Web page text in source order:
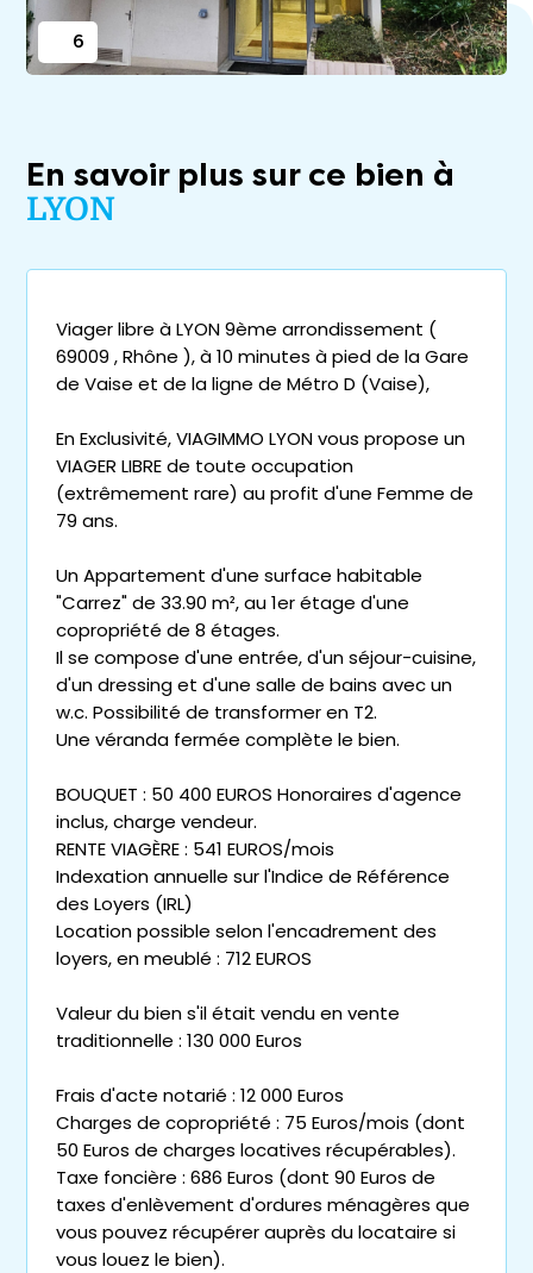
6
En savoir plus sur ce bien à
LYON
Viager libre à LYON 9ème arrondissement (
69009 , Rhône ), à 10 minutes à pied de la Gare
de Vaise et de la ligne de Métro D (Vaise),
En Exclusivité, VIAGIMMO LYON vous propose un
VIAGER LIBRE de toute occupation
(extrêmement rare) au profit d'une Femme de
79 ans.
Un Appartement d'une surface habitable
"Carrez" de 33.90 m², au 1er étage d'une
copropriété de 8 étages.
Il se compose d'une entrée, d'un séjour-cuisine,
d'un dressing et d'une salle de bains avec un
w.c. Possibilité de transformer en T2.
Une véranda fermée complète le bien.
BOUQUET : 50 400 EUROS Honoraires d'agence
inclus, charge vendeur.
RENTE VIAGÈRE : 541 EUROS/mois
Indexation annuelle sur l'Indice de Référence
des Loyers (IRL)
Location possible selon l'encadrement des
loyers, en meublé : 712 EUROS
Valeur du bien s'il était vendu en vente
traditionnelle : 130 000 Euros
Frais d'acte notarié : 12 000 Euros
Charges de copropriété : 75 Euros/mois (dont
50 Euros de charges locatives récupérables).
Taxe foncière : 686 Euros (dont 90 Euros de
taxes d'enlèvement d'ordures ménagères que
vous pouvez récupérer auprès du locataire si
vous louez le bien).